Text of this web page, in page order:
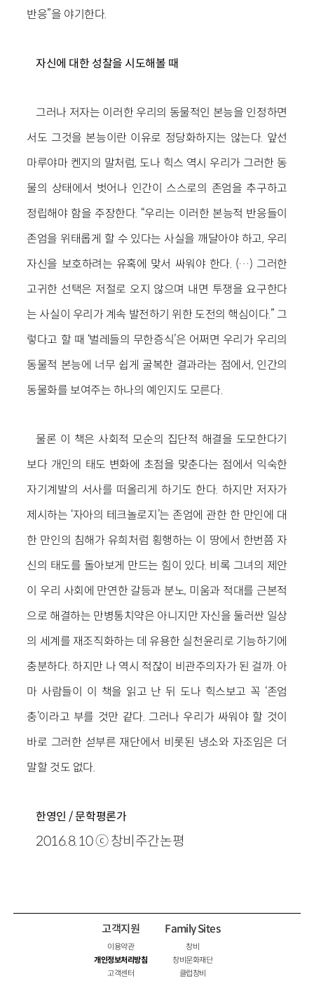
반응”을 야기한다.
자신에 대한 성찰을 시도해볼 때
그러나 저자는 이러한 우리의 동물적인 본능을 인정하면
서도 그것을 본능이란 이유로 정당화하지는 않는다. 앞선
마루야마 켄지의 말처럼, 도나 힉스 역시 우리가 그러한 동
물의 상태에서 벗어나 인간이 스스로의 존엄을 추구하고
정립해야 함을 주장한다. “우리는 이러한 본능적 반응들이
존엄을 위태롭게 할 수 있다는 사실을 깨달아야 하고, 우리
자신을 보호하려는 유혹에 맞서 싸워야 한다. (…) 그러한
고귀한 선택은 저절로 오지 않으며 내면 투쟁을 요구한다
는 사실이 우리가 계속 발전하기 위한 도전의 핵심이다.” 그
렇다고 할 때 ‘벌레들의 무한증식’은 어쩌면 우리가 우리의
동물적 본능에 너무 쉽게 굴복한 결과라는 점에서, 인간의
동물화를 보여주는 하나의 예인지도 모른다.
물론 이 책은 사회적 모순의 집단적 해결을 도모한다기
보다 개인의 태도 변화에 초점을 맞춘다는 점에서 익숙한
자기계발의 서사를 떠올리게 하기도 한다. 하지만 저자가
제시하는 ‘자아의 테크놀로지’는 존엄에 관한 한 만인에 대
한 만인의 침해가 유희처럼 횡행하는 이 땅에서 한번쯤 자
신의 태도를 돌아보게 만드는 힘이 있다. 비록 그녀의 제안
이 우리 사회에 만연한 갈등과 분노, 미움과 적대를 근본적
으로 해결하는 만병통치약은 아니지만 자신을 둘러싼 일상
의 세계를 재조직화하는 데 유용한 실천윤리로 기능하기에
충분하다. 하지만 나 역시 적잖이 비관주의자가 된 걸까. 아
마 사람들이 이 책을 읽고 난 뒤 도나 힉스보고 꼭 ‘존엄
충’이라고 부를 것만 같다. 그러나 우리가 싸워야 할 것이
바로 그러한 섣부른 재단에서 비롯된 냉소와 자조임은 더
말할 것도 없다.
한영인 / 문학평론가
2016.8.10 ⓒ 창비주간논평
고객지원
이용약관
개인정보처리방침
고객센터
Family Sites
창비
창비문화재단
클럽창비